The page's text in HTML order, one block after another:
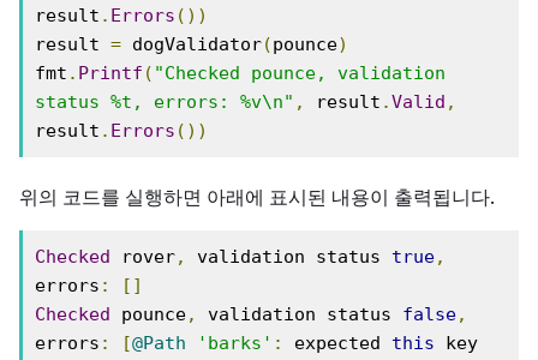
result . Errors ())
result = dogValidator(pounce)
fmt . Printf ( "Checked pounce, validation
status %t, errors: %v\n" , result .Valid ,
result . Errors ())
위의 코드를 실행하면 아래에 표시된 내용이 출력됩니다.
Checked rover, validation status true,
errors :
[]
Checked pounce, validation status false,
errors : [@Path 'barks' : expected this key